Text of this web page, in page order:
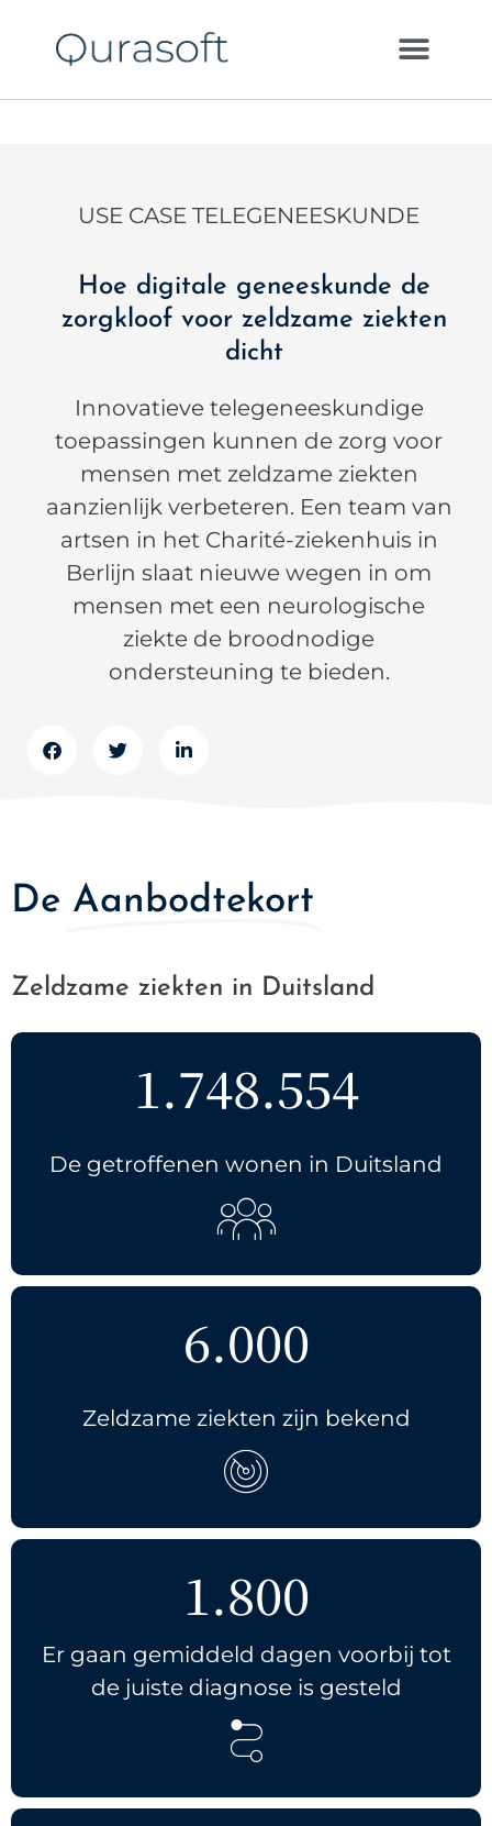
USE CASE TELEGENEESKUNDE
Hoe digitale geneeskunde de
zorgkloof voor zeldzame ziekten
dicht
Innovatieve telegeneeskundige
toepassingen kunnen de zorg voor
mensen met zeldzame ziekten
aanzienlijk verbeteren. Een team van
artsen in het Charité-ziekenhuis in
Berlijn slaat nieuwe wegen in om
mensen met een neurologische
ziekte de broodnodige
ondersteuning te bieden.
De Aanbodtekort
Zeldzame ziekten in Duitsland
2.257.677
De getroffenen wonen in Duitsland
6.000
Zeldzame ziekten zijn bekend
1.800
Er gaan gemiddeld dagen voorbij tot
de juiste diagnose is gesteld